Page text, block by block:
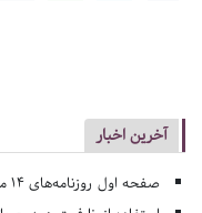
آخرین اخبار
صفحه اول روزنامه‌های 14 مرداد 1405